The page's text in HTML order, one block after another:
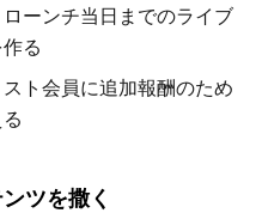
ローンチ当日までのライブ
る
ト会員に追加報酬のため
ツを撒く